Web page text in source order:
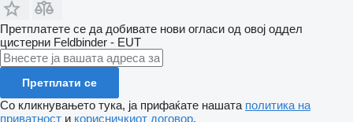
Претплатете се да добивате нови огласи од овој оддел
цистерни Feldbinder - EUT
Претплати се
Со кликнувањето тука, ја прифаќате нашата политика на
приватност и корисничкиот договор.